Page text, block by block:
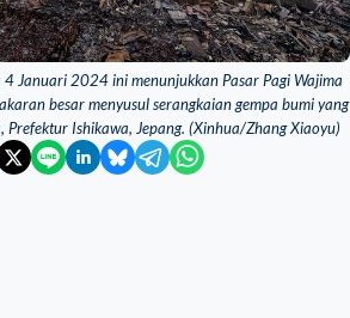
Januari 2024 ini menunjukkan Pasar Pagi Wajima
besar menyusul serangkaian gempa bumi yang
Prefektur Ishikawa, Jepang. (Xinhua/Zhang Xiaoyu)